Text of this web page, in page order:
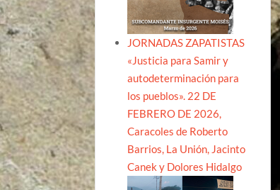
JORNADAS ZAPATISTAS
«Justicia para Samir y
autodeterminación para
los pueblos». 22 DE
FEBRERO DE 2026,
Caracoles de Roberto
Barrios, La Unión, Jacinto
Canek y Dolores Hidalgo